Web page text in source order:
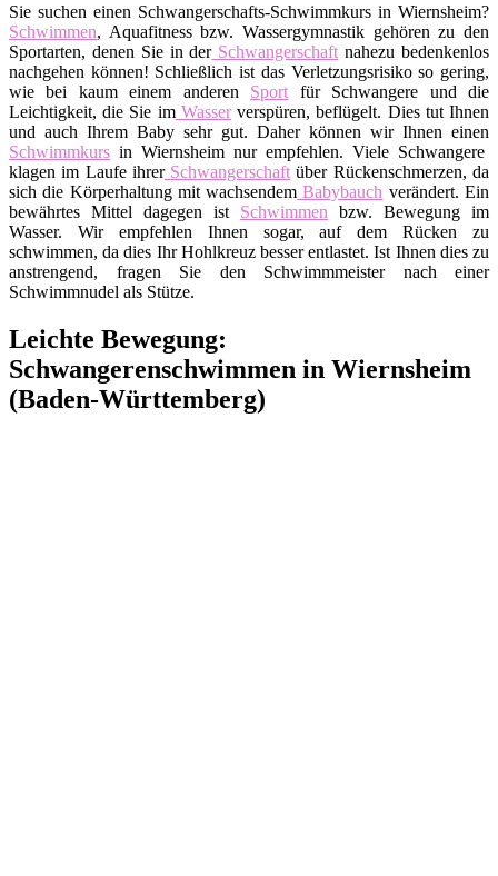
Sie suchen einen Schwangerschafts-Schwimmkurs in Wiernsheim?
Schwimmen, Aquafitness bzw. Wassergymnastik gehören zu den
Sportarten, denen Sie in derSchwangerschaft nahezu bedenkenlos
nachgehen können! Schließlich ist das Verletzungsrisiko so gering,
wie bei kaum einem anderen Sport für Schwangere und die
Leichtigkeit, die Sie imWasserverspüren, beflügelt. Dies tut Ihnen
und auch Ihrem Baby sehr gut. Daher können wir Ihnen einen
Schwimmkurs in Wiernsheim nur empfehlen. Viele Schwangere
klagen im Laufe ihrerSchwangerschaft über Rückenschmerzen, da
sich die Körperhaltung mit wachsendem Babybauch verändert. Ein
bewährtes Mittel dagegen ist Schwimmen bzw. Bewegung im
Wasser. Wir empfehlen Ihnen sogar, auf dem Rücken zu
schwimmen, da dies Ihr Hohlkreuz besser entlastet. Ist Ihnen dies zu
anstrengend, fragen Sie den Schwimmmeister nach einer
Schwimmnudel als Stütze.
Leichte Bewegung:
Schwangerenschwimmen in Wiernsheim
(Baden-Württemberg)